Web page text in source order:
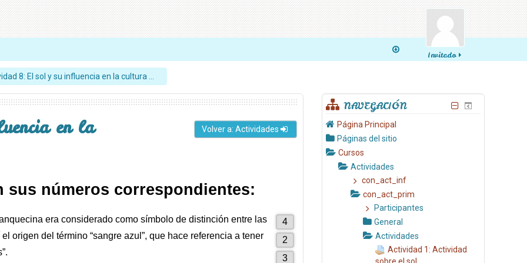
Invitado
8: El sol y su influencia en la cultura ...
en la Volver a: Actividades
NAVEGACIÓN
Página Principal
Páginas del sitio
Cursos
Actividades
con_act_inf
con_act_prim
Participantes
General
Actividades
Actividad 1: Actividad